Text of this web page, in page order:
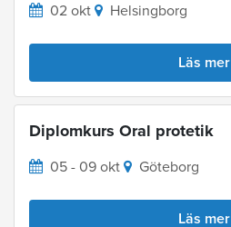
02 okt Helsingborg
Läs mer
Diplomkurs Oral protetik
05 - 09 okt Göteborg
Läs mer